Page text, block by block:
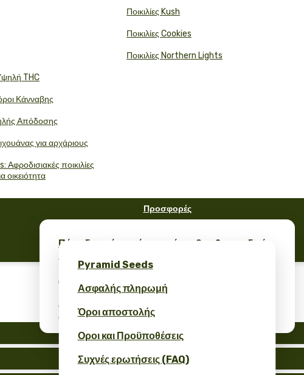
THC
Κάνναβης
Απόδοσης
για αρχάριους
ποικιλίες
οικειότητα
Ποικιλίες Kush
Ποικιλίες Cookies
Ποικιλίες Northern Lights
Προσφορές
Πάρε δωρεάν σπόρους κάνναβης & μοναδικό
Λάβετε έκπτωση 10% για την κριτική σας!
Σπόροι Κάνναβης Bulk: Επαγγελματικές
Συσκευασίες Χονδρικής
Pyramid Seeds
Ασφαλής πληρωμή
Όροι αποστολής
Οροι και Προϋποθέσεις
Συχνές ερωτήσεις (FAQ)
Auto
Fem